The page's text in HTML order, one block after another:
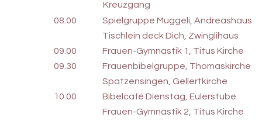
Kreuzgang
08.00
Spielgruppe Muggeli, Andreashaus
Tischlein deck Dich, Zwinglihaus
09.00
Frauen-Gymnastik 1, Titus Kirche
09.30
Frauenbibelgruppe, Thomaskirche
Spatzensingen, Gellertkirche
10.00
Bibelcafé Dienstag, Eulerstube
Frauen-Gymnastik 2, Titus Kirche